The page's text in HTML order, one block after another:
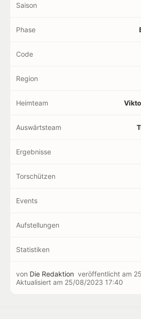
Saison
Phase
Code
Region
Heimteam
Auswärtsteam
Ergebnisse
Torschützen
Events
Aufstellungen
Statistiken
von Die Redaktion veröffentlicht am
Aktualisiert am 25/08/2023 17:40